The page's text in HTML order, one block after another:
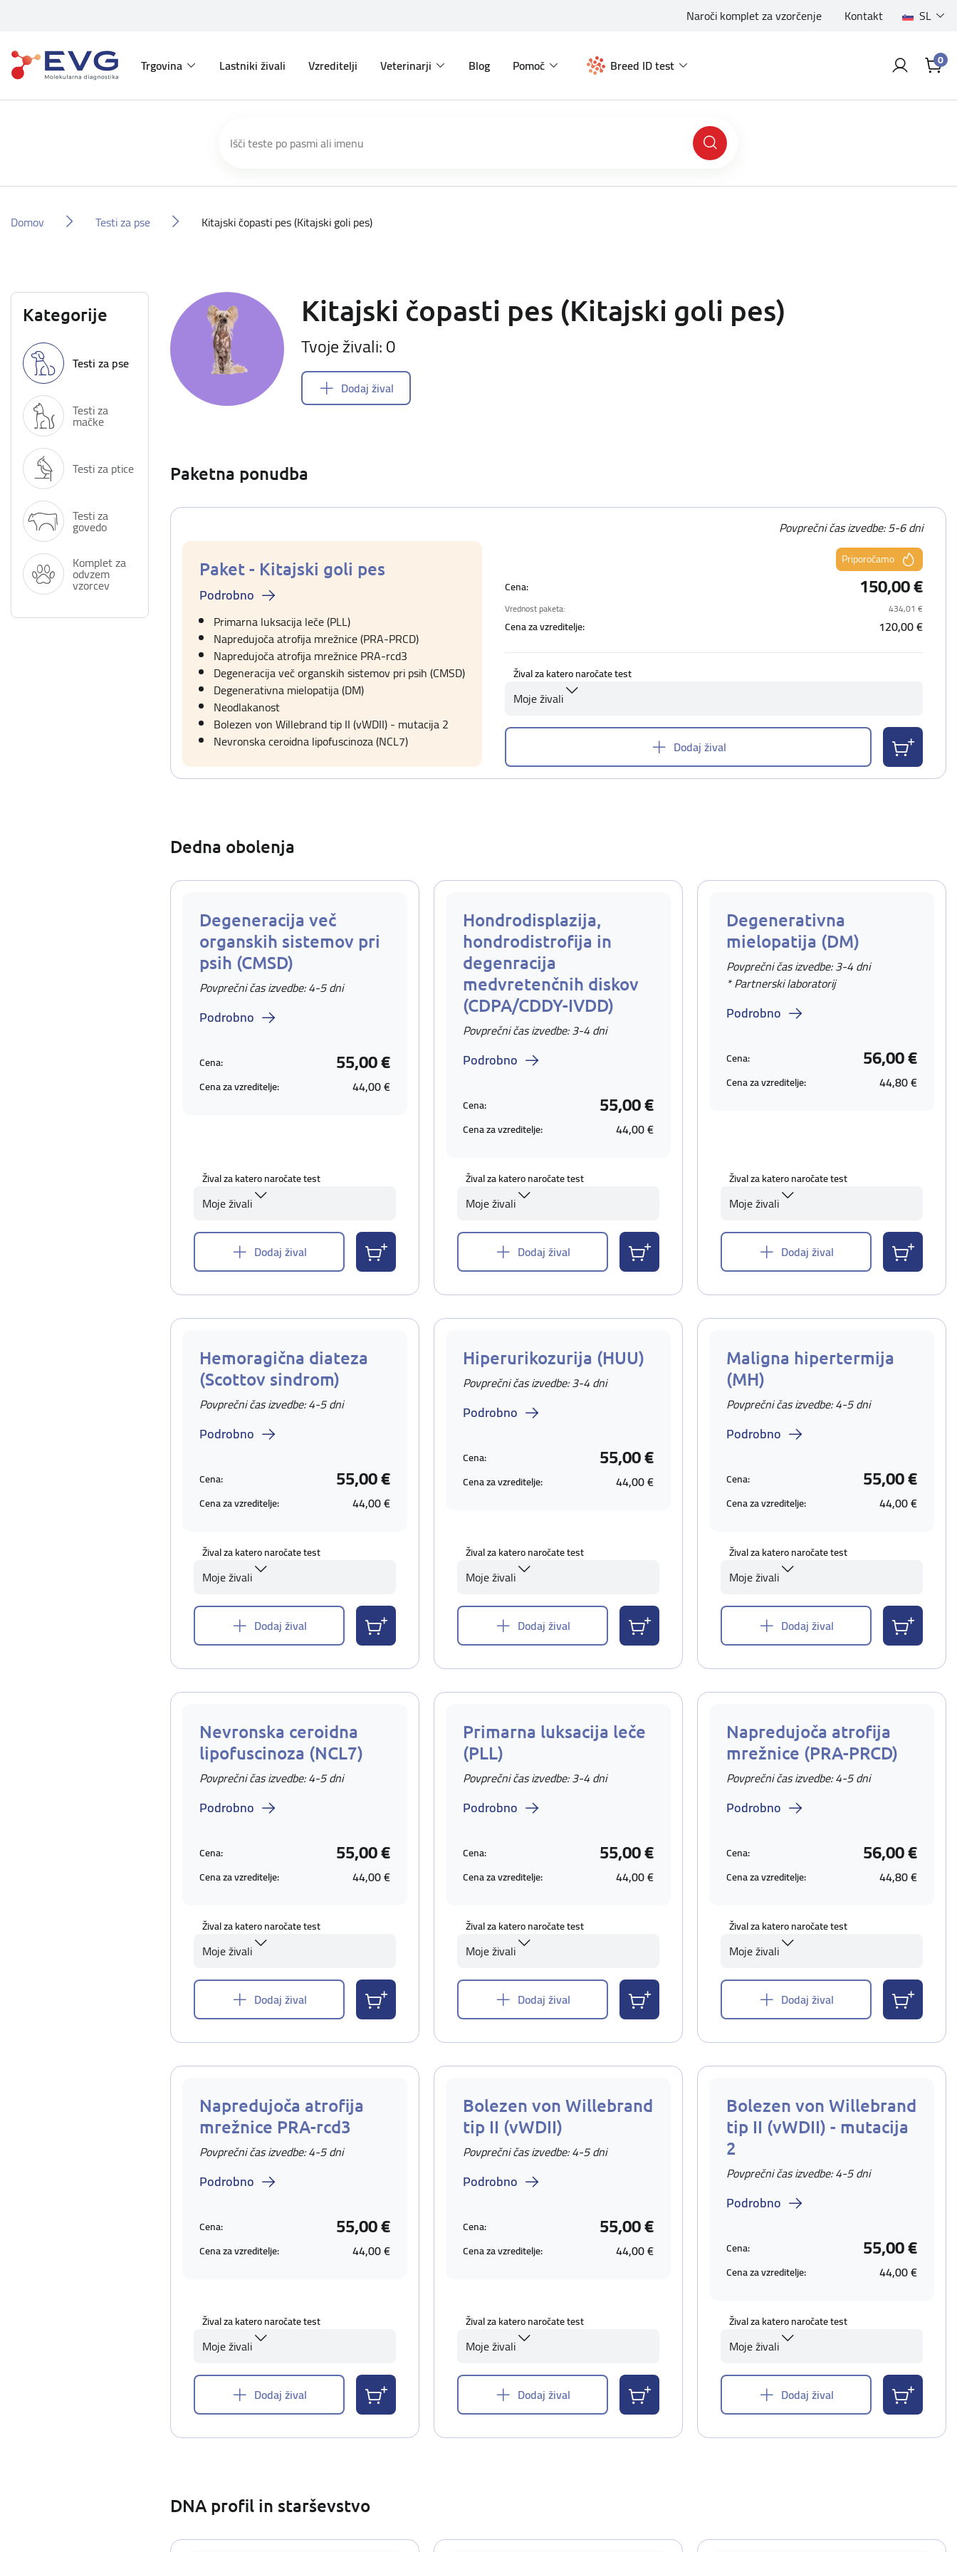
Naroči komplet za vzorčenje Kontakt SL
Trgovina Lastniki živali Vzreditelji Veterinarji Blog Pomoč Breed ID test 0
Domov Testi za pse Kitajski čopasti pes (Kitajski goli pes)
Kategorije
Testi za pse
Testi za
mačke
Testi za ptice
Testi za
govedo
Komplet za
odvzem
vzorcev
Kitajski čopasti pes (Kitajski goli pes)
Tvoje živali: 0
Dodaj žival
Paketna ponudba
Paket - Kitajski goli pes
Podrobno
Primarna luksacija leče (PLL)
Napredujoča atrofija mrežnice (PRA-PRCD)
Napredujoča atrofija mrežnice PRA-rcd3
Degeneracija več organskih sistemov pri psih (CMSD)
Degenerativna mielopatija (DM)
Neodlakanost
Bolezen von Willebrand tip II (vWDII) - mutacija 2
Nevronska ceroidna lipofuscinoza (NCL7)
Povprečni čas izvedbe: 5-6 dni
Priporočamo
Cena:
150,00 €
Vrednost paketa: 434,01 €
Cena za vzreditelje: 120,00 €
Žival za katero naročate test
Moje živali
Dodaj žival
Dedna obolenja
Degeneracija več
organskih sistemov pri
psih (CMSD)
Povprečni čas izvedbe: 4-5 dni
Podrobno
Cena: 55,00 €
Cena za vzreditelje: 44,00 €
Žival za katero naročate test
Moje živali
Dodaj žival
Hondrodisplazija,
hondrodistrofija in
degenracija
medvretenčnih diskov
(CDPA/CDDY-IVDD)
Povprečni čas izvedbe: 3-4 dni
Podrobno
Cena: 55,00 €
Cena za vzreditelje: 44,00 €
Žival za katero naročate test
Moje živali
Dodaj žival
Degenerativna
mielopatija (DM)
Povprečni čas izvedbe: 3-4 dni
* Partnerski laboratorij
Podrobno
Cena: 56,00 €
Cena za vzreditelje: 44,80 €
Žival za katero naročate test
Moje živali
Dodaj žival
Hemoragična diateza
(Scottov sindrom)
Povprečni čas izvedbe: 4-5 dni
Podrobno
Cena: 55,00 €
Cena za vzreditelje: 44,00 €
Žival za katero naročate test
Moje živali
Dodaj žival
Hiperurikozurija (HUU)
Povprečni čas izvedbe: 3-4 dni
Podrobno
Cena: 55,00 €
Cena za vzreditelje: 44,00 €
Žival za katero naročate test
Moje živali
Dodaj žival
Maligna hipertermija
(MH)
Povprečni čas izvedbe: 4-5 dni
Podrobno
Cena: 55,00 €
Cena za vzreditelje: 44,00 €
Žival za katero naročate test
Moje živali
Dodaj žival
Nevronska ceroidna
lipofuscinoza (NCL7)
Povprečni čas izvedbe: 4-5 dni
Podrobno
Cena: 55,00 €
Cena za vzreditelje: 44,00 €
Žival za katero naročate test
Moje živali
Dodaj žival
Primarna luksacija leče
(PLL)
Povprečni čas izvedbe: 3-4 dni
Podrobno
Cena: 55,00 €
Cena za vzreditelje: 44,00 €
Žival za katero naročate test
Moje živali
Dodaj žival
Napredujoča atrofija
mrežnice (PRA-PRCD)
Povprečni čas izvedbe: 4-5 dni
Podrobno
Cena: 56,00 €
Cena za vzreditelje: 44,80 €
Žival za katero naročate test
Moje živali
Dodaj žival
Napredujoča atrofija
mrežnice PRA-rcd3
Povprečni čas izvedbe: 4-5 dni
Podrobno
Cena: 55,00 €
Cena za vzreditelje: 44,00 €
Žival za katero naročate test
Moje živali
Dodaj žival
Bolezen von Willebrand
tip II (vWDII)
Povprečni čas izvedbe: 4-5 dni
Podrobno
Cena: 55,00 €
Cena za vzreditelje: 44,00 €
Žival za katero naročate test
Moje živali
Dodaj žival
Bolezen von Willebrand
tip II (vWDII) - mutacija
2
Povprečni čas izvedbe: 4-5 dni
Podrobno
Cena: 55,00 €
Cena za vzreditelje: 44,00 €
Žival za katero naročate test
Moje živali
Dodaj žival
DNA profil in starševstvo